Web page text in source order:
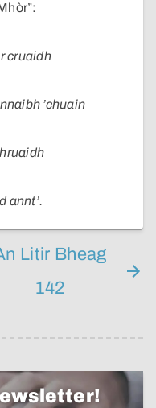
cruaidh
’chuain
annt’.
Litir Bheag
142